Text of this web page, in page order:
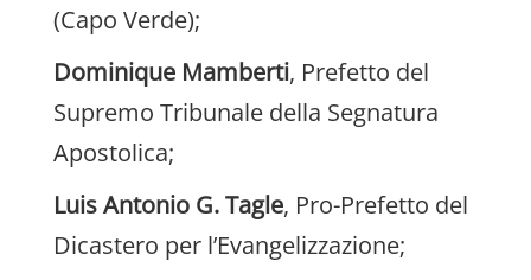
(Capo Verde);
Dominique Mamberti, Prefetto del
Supremo Tribunale della Segnatura
Apostolica;
Luis Antonio G. Tagle, Pro-Prefetto del
Dicastero per l’Evangelizzazione;